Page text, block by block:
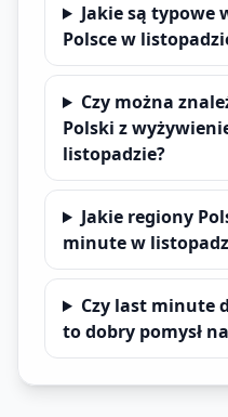
Jakie są typowe
Polsce w
Czy można
Polski z
listopadzie?
Jakie regiony
minute w
Czy last minute
to dobry pomysł